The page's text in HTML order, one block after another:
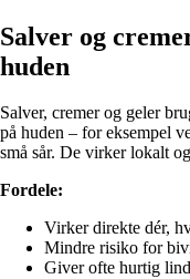
Salver og
huden
Salver, cremer og geler
på huden – for eksempel
små sår. De virker lokalt
Fordele:
Virker direkte dér,
Mindre risiko for
Giver ofte hurtig